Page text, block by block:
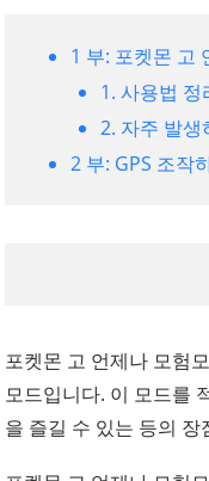
1 부: 포켓몬 고
1. 사용법 정
2. 자주 발생
2 부: GPS 조작
포켓몬 고 언제나 모험
모드입니다. 이 모드를
을 즐길 수 있는 등의 장